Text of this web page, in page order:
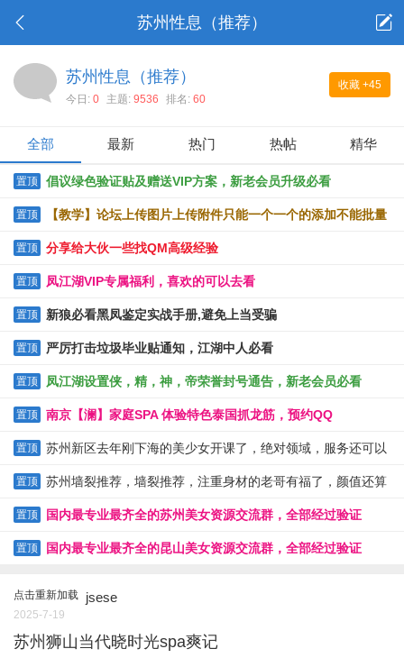
苏州性息（推荐）
收藏 +45
苏州性息（推荐）
今日: 0 主题: 9536 排名: 60
全部 最新 热门 热帖 精华
置顶 倡议绿色验证贴及赠送VIP方案，新老会员升级必看
置顶 【教学】论坛上传图片上传附件只能一个一个的添加不能批量
上传的解决办法
置顶 分享给大伙一些找QM高级经验
置顶 凤江湖VIP专属福利，喜欢的可以去看
置顶 新狼必看黑凤鉴定实战手册,避免上当受骗
置顶 严厉打击垃圾毕业贴通知，江湖中人必看
置顶 凤江湖设置侠，精，神，帝荣誉封号通告，新老会员必看
置顶 南京【澜】家庭SPA 体验特色泰国抓龙筋，预约QQ
81056836 QQ 103333612
置顶 苏州新区去年刚下海的美少女开课了，绝对领域，服务还可以
置顶 苏州墙裂推荐，墙裂推荐，注重身材的老哥有福了，颜值还算
可以
置顶 国内最专业最齐全的苏州美女资源交流群，全部经过验证
置顶 国内最专业最齐全的昆山美女资源交流群，全部经过验证
点击重新加载 jsese
2025-7-19
苏州狮山当代晓时光spa爽记